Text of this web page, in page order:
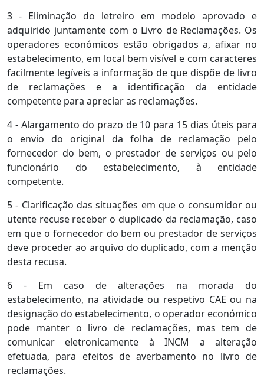
3 - Eliminação do letreiro em modelo aprovado e
adquirido juntamente com o Livro de Reclamações. Os
operadores económicos estão obrigados a, afixar no
estabelecimento, em local bem visível e com caracteres
facilmente legíveis a informação de que dispõe de livro
de reclamações e a identificação da entidade
competente para apreciar as reclamações.
4 - Alargamento do prazo de 10 para 15 dias úteis para
o envio do original da folha de reclamação pelo
fornecedor do bem, o prestador de serviços ou pelo
funcionário do estabelecimento, à entidade
competente.
5 - Clarificação das situações em que o consumidor ou
utente recuse receber o duplicado da reclamação, caso
em que o fornecedor do bem ou prestador de serviços
deve proceder ao arquivo do duplicado, com a menção
desta recusa.
6 - Em caso de alterações na morada do
estabelecimento, na atividade ou respetivo CAE ou na
designação do estabelecimento, o operador económico
pode manter o livro de reclamações, mas tem de
comunicar eletronicamente à INCM a alteração
efetuada, para efeitos de averbamento no livro de
reclamações.